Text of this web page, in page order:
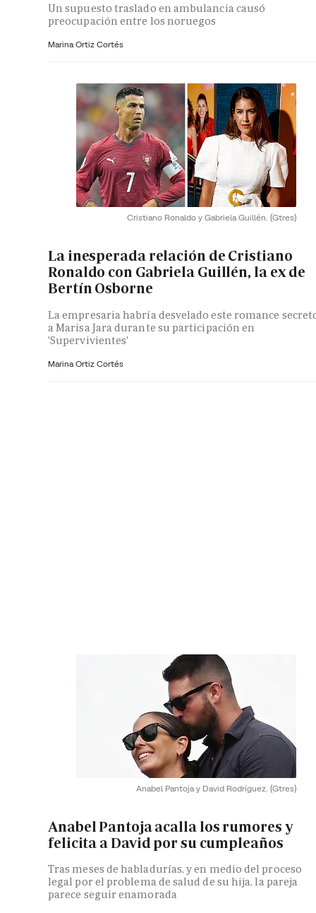
Un supuesto traslado en ambulancia causó
preocupación entre los noruegos
Marina Ortiz Cortés
Cristiano Ronaldo y Gabriela Guillén. (Gtres)
La inesperada relación de Cristiano
Ronaldo con Gabriela Guillén, la ex de
Bertín Osborne
La empresaria habría desvelado este romance
a Marisa Jara durante su participación en
'Supervivientes'
Marina Ortiz Cortés
Anabel Pantoja y David Rodríguez. (Gtres)
Anabel Pantoja acalla los rumores y
felicita a David por su cumpleaños
Tras meses de habladurías, y en medio del proceso
legal por el problema de salud de su hija, la pareja
parece seguir enamorada